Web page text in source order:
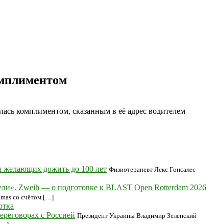
комплиментом, сказанным в её адрес водителем
желающих дожить до 100 лет Физиотерапевт Лекс Гонсалес
Zweih — о подготовке к BLAST Open Rotterdam 2026
со счётом […]
с Россией Президент Украины Владимир Зеленский